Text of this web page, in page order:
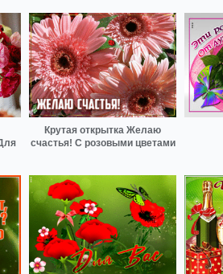
Крутая открытка Желаю
счастья! С розовыми цветами